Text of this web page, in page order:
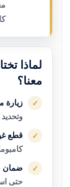
لماذا
معنا؟
✓ زيارة
✓ قطع
✓ ضمان
حتى